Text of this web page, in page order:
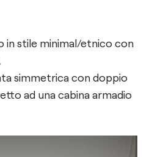
in stile minimal/etnico con
simmetrica con doppio
ad una cabina armadio